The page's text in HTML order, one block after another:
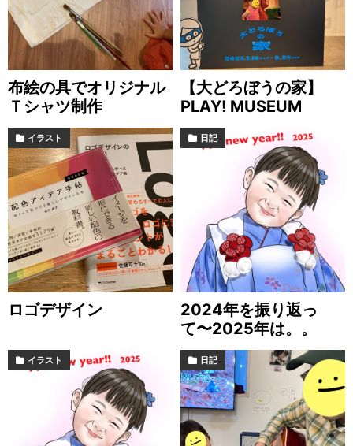
布絵の具でオリジナル
Ｔシャツ制作
【大どろぼうの家】
PLAY! MUSEUM
イラスト
ロゴデザイン
日記
2024年を振り返っ
て〜2025年は。。
イラスト 日記